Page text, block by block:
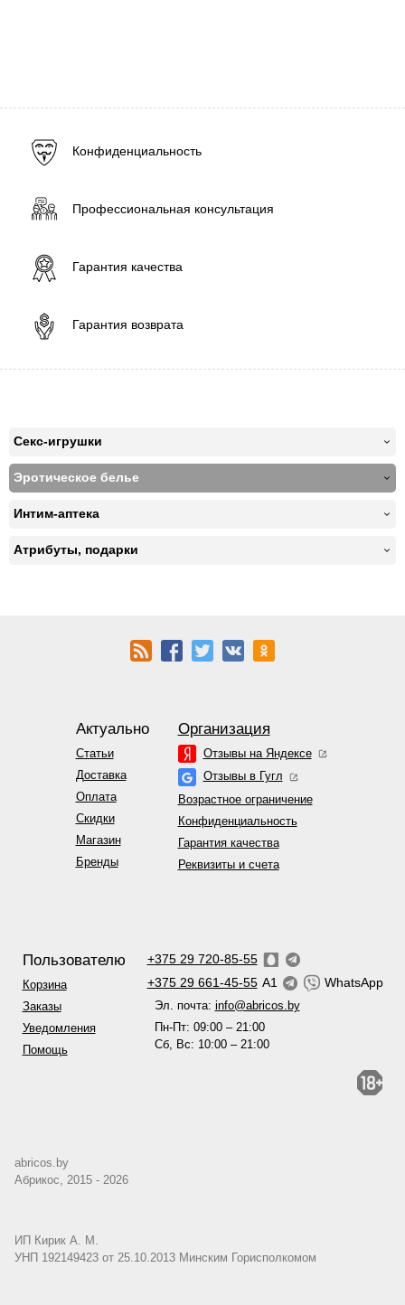
Конфиденциальность
Профессиональная консультация
Гарантия качества
Гарантия возврата
Секс-игрушки
Эротическое белье
Интим-аптека
Атрибуты, подарки
Актуально
Статьи
Доставка
Оплата
Скидки
Магазин
Бренды
Организация
Отзывы на Яндексе
Отзывы в Гугл
Возрастное ограничение
Конфиденциальность
Гарантия качества
Реквизиты и счета
Пользователю
Корзина
Заказы
Уведомления
Помощь
+375 29 720-85-55
+375 29 661-45-55 A1 WhatsApp
Эл. почта: info@abricos.by
Пн-Пт: 09:00 – 21:00
Сб, Вс: 10:00 – 21:00
abricos.by
Абрикос, 2015 - 2026
ИП Кирик А. М.
УНП 192149423 от 25.10.2013 Минским Горисполкомом